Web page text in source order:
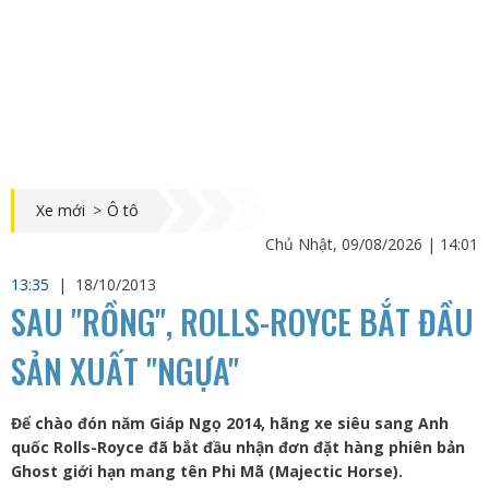
Xe mới > Ô tô
Chủ Nhật, 09/08/2026 | 14:01
13:35
| 18/10/2013
SAU "RỒNG", ROLLS-ROYCE BẮT ĐẦU
SẢN XUẤT "NGỰA"
Để chào đón năm Giáp Ngọ 2014, hãng xe siêu sang Anh
quốc Rolls-Royce đã bắt đầu nhận đơn đặt hàng phiên bản
Ghost giới hạn mang tên Phi Mã (Majectic Horse).